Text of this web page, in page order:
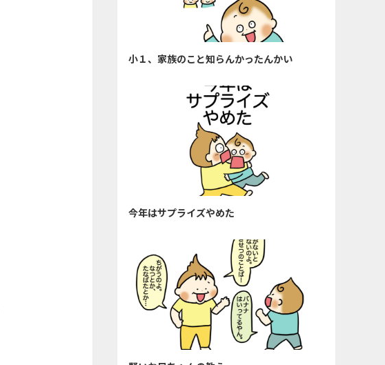
小１、家族のこと知らんかったんかい
今年はサプライズやめた